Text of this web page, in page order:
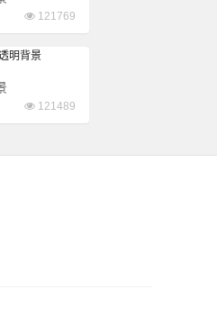
121769
121489